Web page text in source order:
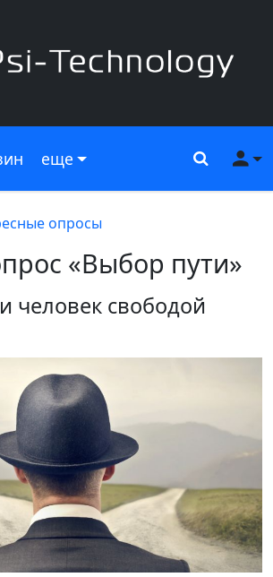
еще Поиск
опросы
«Выбор пути»
человек свободой